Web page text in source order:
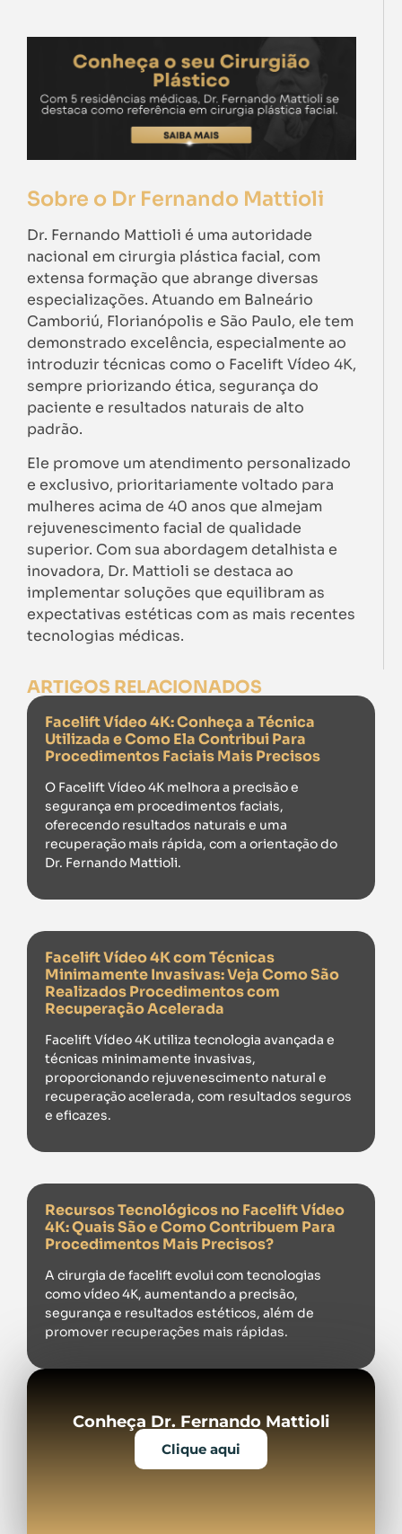
Sobre o Dr Fernando Mattioli
Dr. Fernando Mattioli é uma autoridade
nacional em cirurgia plástica facial, com
extensa formação que abrange diversas
especializações. Atuando em Balneário
Camboriú, Florianópolis e São Paulo, ele tem
demonstrado excelência, especialmente ao
introduzir técnicas como o Facelift Vídeo 4K,
sempre priorizando ética, segurança do
paciente e resultados naturais de alto
padrão.
Ele promove um atendimento personalizado
e exclusivo, prioritariamente voltado para
mulheres acima de 40 anos que almejam
rejuvenescimento facial de qualidade
superior. Com sua abordagem detalhista e
inovadora, Dr. Mattioli se destaca ao
implementar soluções que equilibram as
expectativas estéticas com as mais recentes
tecnologias médicas.
ARTIGOS RELACIONADOS
Facelift Vídeo 4K: Conheça a Técnica
Utilizada e Como Ela Contribui Para
Procedimentos Faciais Mais Precisos
O Facelift Vídeo 4K melhora a precisão e
segurança em procedimentos faciais,
oferecendo resultados naturais e uma
recuperação mais rápida, com a orientação do
Dr. Fernando Mattioli.
Facelift Vídeo 4K com Técnicas
Minimamente Invasivas: Veja Como São
Realizados Procedimentos com
Recuperação Acelerada
Facelift Vídeo 4K utiliza tecnologia avançada e
técnicas minimamente invasivas,
proporcionando rejuvenescimento natural e
recuperação acelerada, com resultados seguros
e eficazes.
Recursos Tecnológicos no Facelift Vídeo
4K: Quais São e Como Contribuem Para
Procedimentos Mais Precisos?
A cirurgia de facelift evolui com tecnologias
como vídeo 4K, aumentando a precisão,
segurança e resultados estéticos, além de
promover recuperações mais rápidas.
Conheça Dr. Fernando Mattioli
Clique aqui